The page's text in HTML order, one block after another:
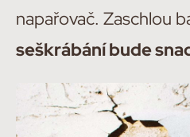
napařovač. Zaschlou
seškrábání bude